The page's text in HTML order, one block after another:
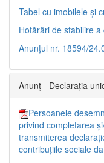
Tabel cu imobilele și
Hotărâri de stabilire
Anunțul nr. 18594/
Anunț - Declarația
Persoanele
privind completarea
transmiterea
contribuțiile sociale